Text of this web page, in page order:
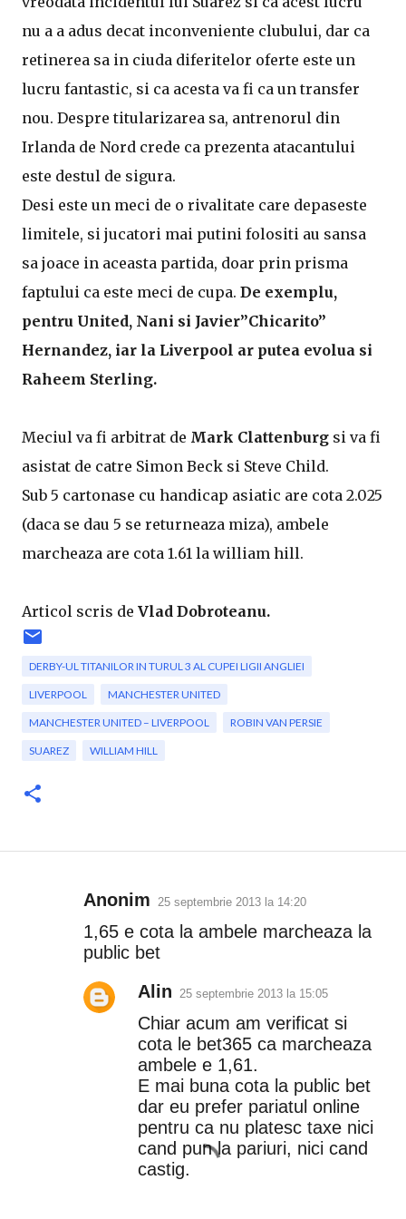
nu a a adus decat inconveniente clubului, dar ca
retinerea sa in ciuda diferitelor oferte este un
lucru fantastic, si ca acesta va fi ca un transfer
nou. Despre titularizarea sa, antrenorul din
Irlanda de Nord crede ca prezenta atacantului
este destul de sigura.
Desi este un meci de o rivalitate care depaseste
limitele, si jucatori mai putini folositi au sansa
sa joace in aceasta partida, doar prin prisma
faptului ca este meci de cupa. De exemplu,
pentru United, Nani si Javier”Chicarito”
Hernandez, iar la Liverpool ar putea evolua si
Raheem Sterling.
Meciul va fi arbitrat de Mark Clattenburg si va fi
asistat de catre Simon Beck si Steve Child.
Sub 5 cartonase cu handicap asiatic are cota 2.025
(daca se dau 5 se returneaza miza), ambele
marcheaza are cota 1.61 la william hill.
Articol scris de Vlad Dobroteanu.
DERBY-UL TITANILOR IN TURUL 3 AL CUPEI LIGII ANGLIEI
LIVERPOOL MANCHESTER UNITED
MANCHESTER UNITED – LIVERPOOL ROBIN VAN PERSIE
SUAREZ WILLIAM HILL
Anonim 25 septembrie 2013 la 14:20
1,65 e cota la ambele marcheaza la
public bet
Alin 25 septembrie 2013 la 15:05
Chiar acum am verificat si
cota le bet365 ca marcheaza
ambele e 1,61.
E mai buna cota la public bet
dar eu prefer pariatul online
pentru ca nu platesc taxe nici
cand pun la pariuri, nici cand
castig.